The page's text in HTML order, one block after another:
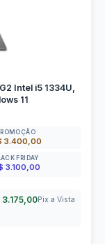
Intel i5 1334U,
11
3.400,00
FRIDAY
3.100,00
3.175,00Pix a Vista